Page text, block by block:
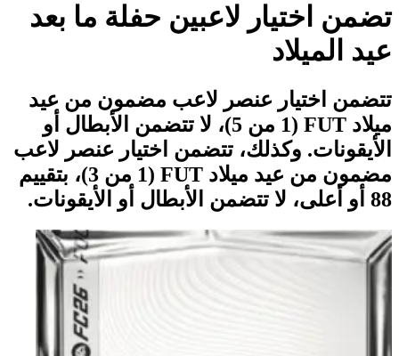
تضمن اختيار لاعبين حفلة ما بعد
عيد الميلاد
تتضمن اختيار عنصر لاعب مضمون من عيد
ميلاد FUT (1 من 5)، لا تتضمن الأبطال أو
الأيقونات. وكذلك، تتضمن اختيار عنصر لاعب
مضمون من عيد ميلاد FUT (1 من 3)، بتقييم
88 أو أعلى، لا تتضمن الأبطال أو الأيقونات.